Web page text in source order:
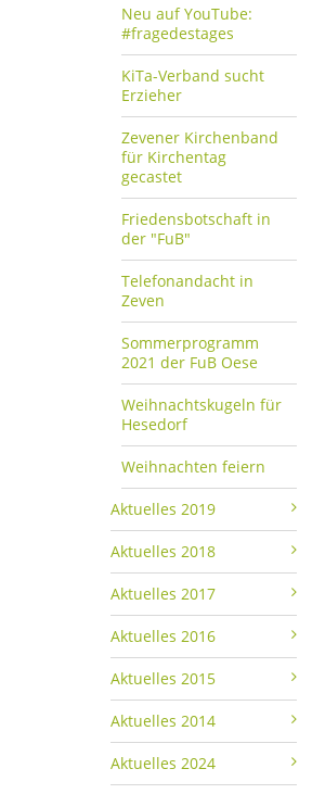
Neu auf YouTube:
#fragedestages
KiTa-Verband sucht
Erzieher
Zevener Kirchenband
für Kirchentag
gecastet
Friedensbotschaft in
der "FuB"
Telefonandacht in
Zeven
Sommerprogramm
2021 der FuB Oese
Weihnachtskugeln für
Hesedorf
Weihnachten feiern
Aktuelles 2019
Aktuelles 2018
Aktuelles 2017
Aktuelles 2016
Aktuelles 2015
Aktuelles 2014
Aktuelles 2024